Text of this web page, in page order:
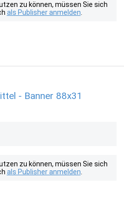
zu können, müssen Sie sich
als Publisher anmelden
- Banner 88x31
zu können, müssen Sie sich
als Publisher anmelden